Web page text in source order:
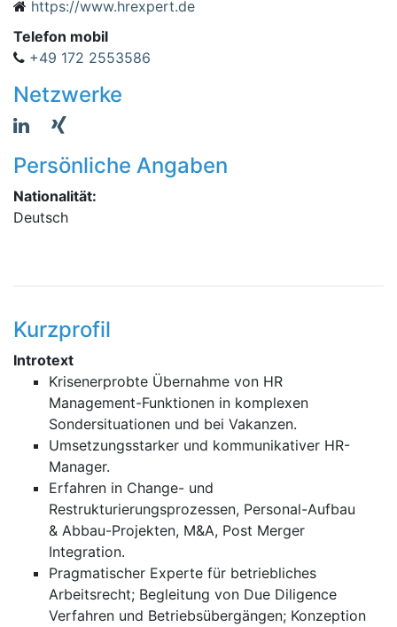
https://www.hrexpert.de
Telefon mobil
+49 172 2553586
Netzwerke
Persönliche Angaben
Nationalität:
Deutsch
Kurzprofil
Introtext
Krisenerprobte Übernahme von HR
Management-Funktionen in komplexen
Sondersituationen und bei Vakanzen.
Umsetzungsstarker und kommunikativer HR-
Manager.
Erfahren in Change- und
Restrukturierungsprozessen, Personal-Aufbau
& Abbau-Projekten, M&A, Post Merger
Integration.
Pragmatischer Experte für betriebliches
Arbeitsrecht; Begleitung von Due Diligence
Verfahren und Betriebsübergängen; Konzeption